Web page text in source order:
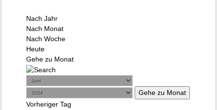
Nach Jahr
Nach Monat
Nach Woche
Heute
Gehe zu Monat
Gehe zu Monat
Vorheriger Tag